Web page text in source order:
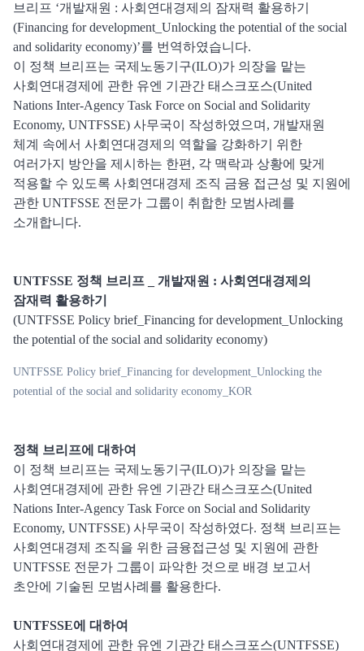
브리프 ‘개발재원 : 사회연대경제의 잠재력 활용하기
(Financing for development_Unlocking the potential of the social
and solidarity economy)’를 번역하였습니다.
이 정책 브리프는 국제노동기구(ILO)가 의장을 맡는
사회연대경제에 관한 유엔 기관간 태스크포스(United
Nations Inter-Agency Task Force on Social and Solidarity
Economy, UNTFSSE) 사무국이 작성하였으며, 개발재원
체계 속에서 사회연대경제의 역할을 강화하기 위한
여러가지 방안을 제시하는 한편, 각 맥락과 상황에 맞게
적용할 수 있도록 사회연대경제 조직 금융 접근성 및 지원에
관한 UNTFSSE 전문가 그룹이 취합한 모범사례를
소개합니다.
UNTFSSE 정책 브리프 _ 개발재원 : 사회연대경제의
잠재력 활용하기
(UNTFSSE Policy brief_Financing for development_Unlocking
the potential of the social and solidarity economy)
UNTFSSE Policy brief_Financing for development_Unlocking the
potential of the social and solidarity economy_KOR
정책 브리프에 대하여
이 정책 브리프는 국제노동기구(ILO)가 의장을 맡는
사회연대경제에 관한 유엔 기관간 태스크포스(United
Nations Inter-Agency Task Force on Social and Solidarity
Economy, UNTFSSE) 사무국이 작성하였다. 정책 브리프는
사회연대경제 조직을 위한 금융접근성 및 지원에 관한
UNTFSSE 전문가 그룹이 파악한 것으로 배경 보고서
초안에 기술된 모범사례를 활용한다.
UNTFSSE에 대하여
사회연대경제에 관한 유엔 기관간 태스크포스(UNTFSSE)